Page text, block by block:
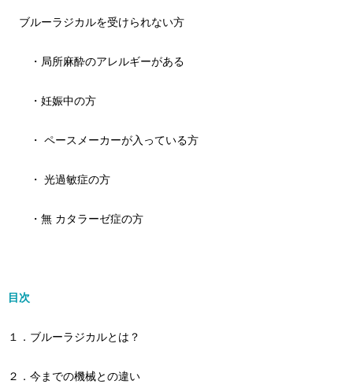
ブルーラジカルを受けられない方
・局所麻酔のアレルギーがある
・妊娠中の方
・ ペースメーカーが入っている方
・ 光過敏症の方
・無 カタラーゼ症の方
目次
１．ブルーラジカルとは？
２．今までの機械との違い